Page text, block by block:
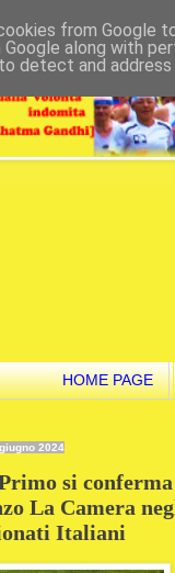
HOME PAGE
2024
si
La Camera
Italiani
from Google
Google along with
detect and address